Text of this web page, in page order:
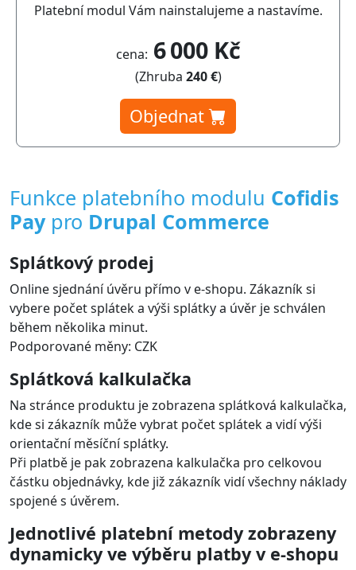
Platební modul Vám nainstalujeme a nastavíme.
cena: 6 000 Kč
(Zhruba 240 €)
Objednat
Funkce platebního modulu Cofidis
Paypro Drupal Commerce
Splátkový prodej
Online sjednání úvěru přímo v e-shopu. Zákazník si
vybere počet splátek a výši splátky a úvěr je schválen
během několika minut.
Podporované měny: CZK
Splátková kalkulačka
Na stránce produktu je zobrazena splátková kalkulačka,
kde si zákazník může vybrat počet splátek a vidí výši
orientační měsíční splátky.
Při platbě je pak zobrazena kalkulačka pro celkovou
částku objednávky, kde již zákazník vidí všechny náklady
spojené s úvěrem.
Jednotlivé platební metody zobrazeny
dynamicky ve výběru platby v e-shopu